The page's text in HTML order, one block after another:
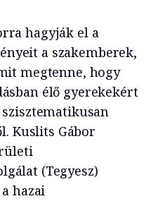
hagyják el a
a szakemberek,
megtenne, hogy
élő gyerekekért
Kuslits Gábor
(Tegyesz)
hazai